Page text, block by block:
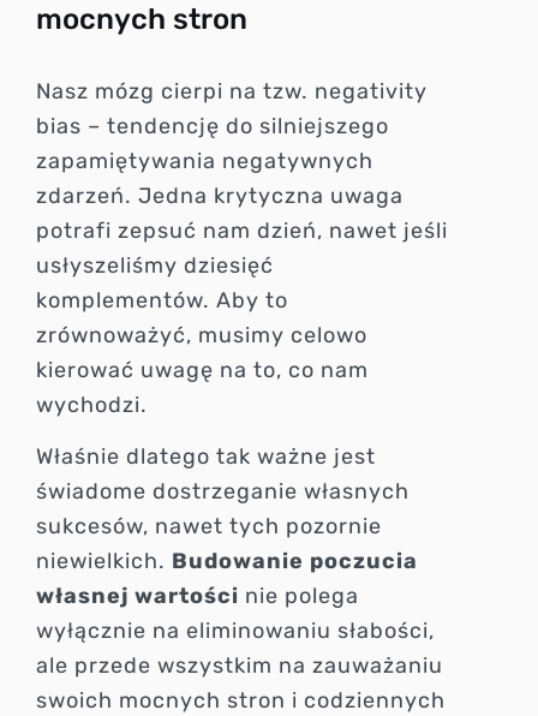
mocnych stron
Nasz mózg cierpi na tzw. negativity
bias – tendencję do silniejszego
zapamiętywania negatywnych
zdarzeń. Jedna krytyczna uwaga
potrafi zepsuć nam dzień, nawet jeśli
usłyszeliśmy dziesięć
komplementów. Aby to
zrównoważyć, musimy celowo
kierować uwagę na to, co nam
wychodzi.
Właśnie dlatego tak ważne jest
świadome dostrzeganie własnych
sukcesów, nawet tych pozornie
niewielkich. Budowanie poczucia
własnej wartości nie polega
wyłącznie na eliminowaniu słabości,
ale przede wszystkim na zauważaniu
swoich mocnych stron i codziennych